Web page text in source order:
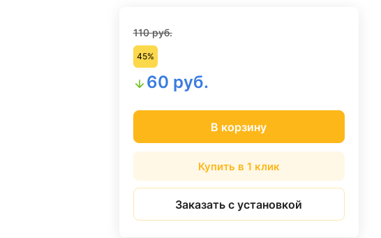
110 руб.
45%
60 руб.
В корзину
Купить в 1 клик
Заказать с установкой